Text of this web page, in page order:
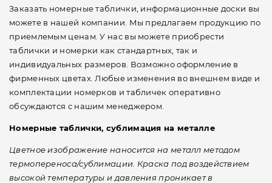
Заказать номерные таблички, информационные доски вы
можете в нашей компании. Мы предлагаем продукцию по
приемлемым ценам. У нас вы можете приобрести
таблички и номерки как стандартных, так и
индивидуальных размеров. Возможно оформление в
фирменных цветах. Любые изменения во внешнем виде и
комплектации номерков и табличек оперативно
обсуждаются с нашим менеджером.
Номерные таблички, сублимация на металле
Цветное изображение наносится на металл методом
термопереноса/сублимации. Краска под воздействием
высокой температуры и давления проникает в